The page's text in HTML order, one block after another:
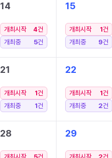
14
개최시작 4건
개최중
5건
15
개최시작 1건
개최중
9건
21
개최시작 1건
개최중
1건
22
개최시작 1건
개최중
2건
28 29